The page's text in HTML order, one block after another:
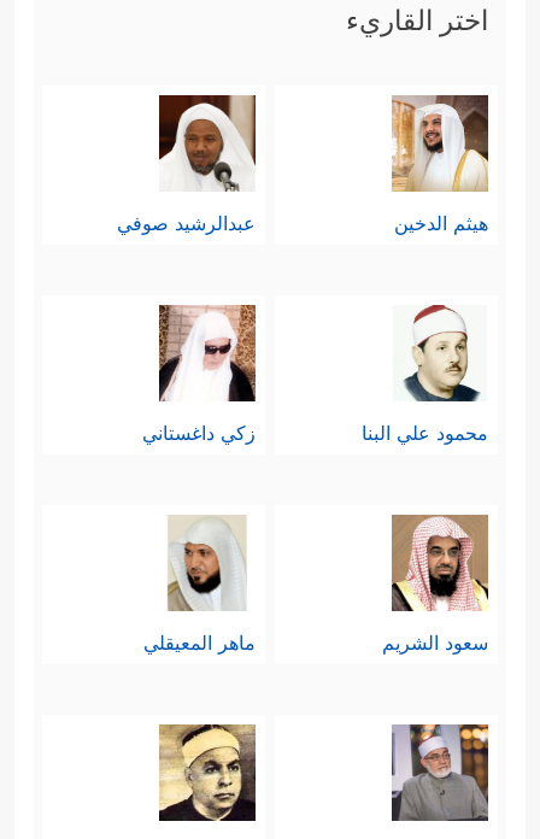
اختر القاريء
هيثم الدخين عبدالرشيد صوفي
محمود علي البنا زكي داغستاني
سعود الشريم ماهر المعيقلي